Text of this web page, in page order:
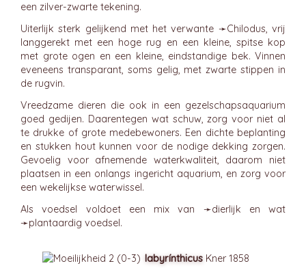
een zilver-zwarte tekening.
Uiterlijk sterk gelijkend met het verwante ➛Chilodus, vrij
langgerekt met een hoge rug en een kleine, spitse kop
met grote ogen en een kleine, eindstandige bek. Vinnen
eveneens transparant, soms gelig, met zwarte stippen in
de rugvin.
Vreedzame dieren die ook in een gezelschapsaquarium
goed gedijen. Daarentegen wat schuw, zorg voor niet al
te drukke of grote medebewoners. Een dichte beplanting
en stukken hout kunnen voor de nodige dekking zorgen.
Gevoelig voor afnemende waterkwaliteit, daarom niet
plaatsen in een onlangs ingericht aquarium, en zorg voor
een wekelijkse waterwissel.
Als voedsel voldoet een mix van ➛dierlijk en wat
➛plantaardig voedsel.
labyrínthicus Kner 1858